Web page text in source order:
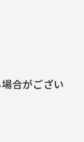
合がござい